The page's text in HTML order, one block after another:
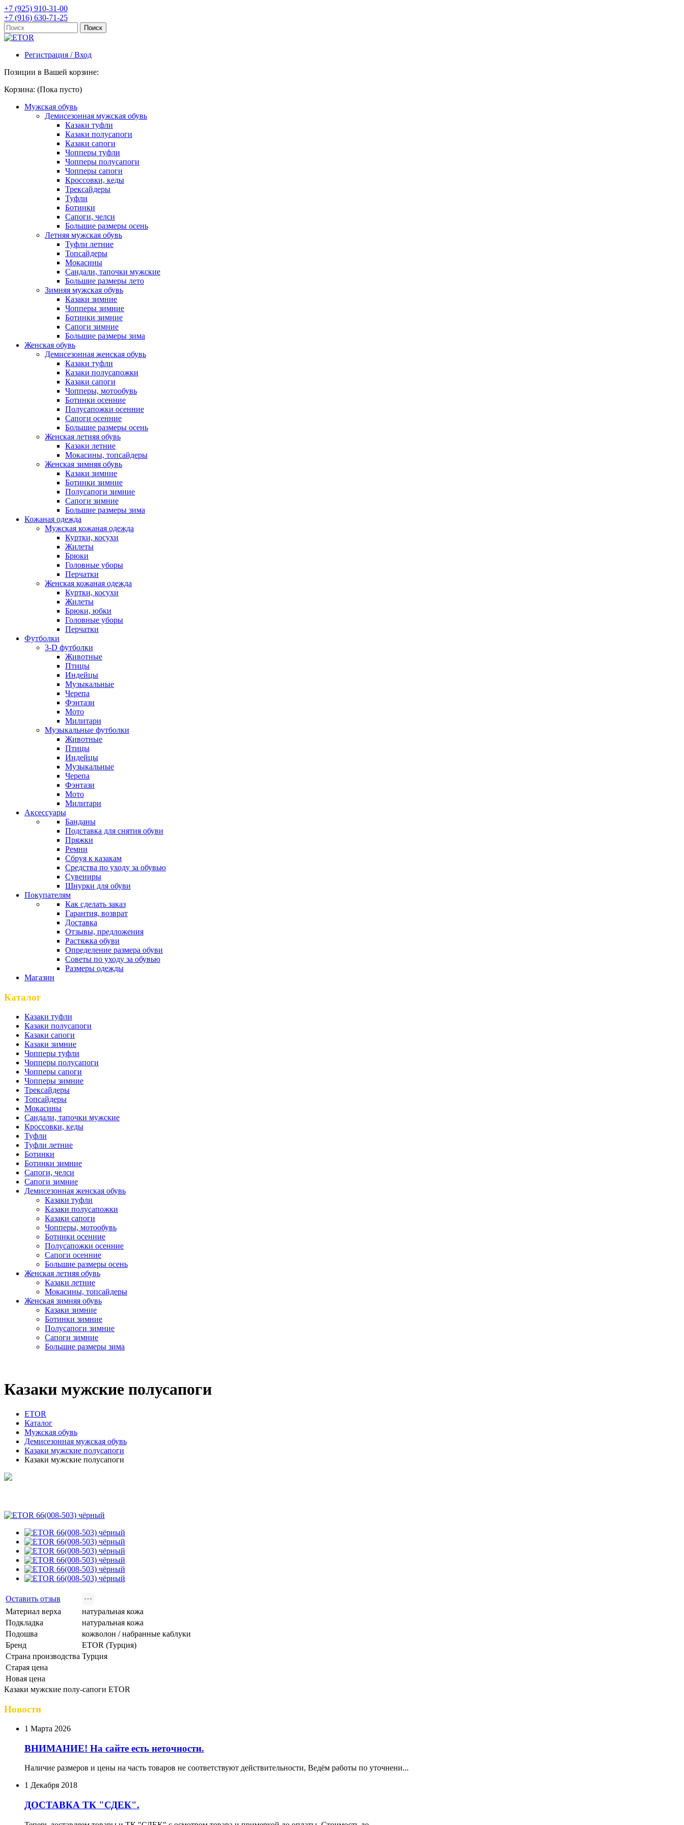
+7 (925) 910-31-00
+7 (916) 630-71-25
Регистрация / Вход
Позиции в Вашей корзине:
Корзина: (Пока пусто)
Мужская обувь
Демисезонная мужская обувь
Казаки туфли
Казаки полусапоги
Казаки сапоги
Чопперы туфли
Чопперы полусапоги
Чопперы сапоги
Кроссовки, кеды
Трексайдеры
Туфли
Ботинки
Сапоги, челси
Большие размеры осень
Летняя мужская обувь
Туфли летние
Топсайдеры
Мокасины
Сандали, тапочки мужские
Большие размеры лето
Зимняя мужская обувь
Казаки зимние
Чопперы зимние
Ботинки зимние
Сапоги зимние
Большие размеры зима
Женская обувь
Демисезонная женская обувь
Казаки туфли
Казаки полусапожки
Казаки сапоги
Чопперы, мотообувь
Ботинки осенние
Полусапожки осенние
Сапоги осенние
Большие размеры осень
Женская летняя обувь
Казаки летние
Мокасины, топсайдеры
Женская зимняя обувь
Казаки зимние
Ботинки зимние
Полусапоги зимние
Сапоги зимние
Большие размеры зима
Кожаная одежда
Мужская кожаная одежда
Куртки, косухи
Жилеты
Брюки
Головные уборы
Перчатки
Женская кожаная одежда
Куртки, косухи
Жилеты
Брюки, юбки
Головные уборы
Перчатки
Футболки
3-D футболки
Животные
Птицы
Индейцы
Музыкальные
Черепа
Фэнтази
Мото
Милитари
Музыкальные футболки
Животные
Птицы
Индейцы
Музыкальные
Черепа
Фэнтази
Мото
Милитари
Аксессуары
Банданы
Подставка для снятия обуви
Пряжки
Ремни
Сбруя к казакам
Средства по уходу за обувью
Сувениры
Шнурки для обуви
Покупателям
Как сделать заказ
Гарантия, возврат
Доставка
Отзывы, предложения
Растяжка обуви
Определение размера обуви
Советы по уходу за обувью
Размеры одежды
Магазин
Каталог
Казаки туфли
Казаки полусапоги
Казаки сапоги
Казаки зимние
Чопперы туфли
Чопперы полусапоги
Чопперы сапоги
Чопперы зимние
Трексайдеры
Топсайдеры
Мокасины
Сандали, тапочки мужские
Кроссовки, кеды
Туфли
Туфли летние
Ботинки
Ботинки зимние
Сапоги, челси
Сапоги зимние
Демисезонная женская обувь
Казаки туфли
Казаки полусапожки
Казаки сапоги
Чопперы, мотообувь
Ботинки осенние
Полусапожки осенние
Сапоги осенние
Большие размеры осень
Женская летняя обувь
Казаки летние
Мокасины, топсайдеры
Женская зимняя обувь
Казаки зимние
Ботинки зимние
Полусапоги зимние
Сапоги зимние
Большие размеры зима
Казаки мужские полусапоги
ETOR
Каталог
Мужская обувь
Демисезонная мужская обувь
Казаки мужские полусапоги
Казаки мужские полусапоги
Оставить отзыв
Материал верха
натуральная кожа
Подкладка
натуральная кожа
Подошва
кожволон / набранные каблуки
Бренд
ETOR (Турция)
Страна производства Турция
Старая цена
Новая цена
Казаки мужские полу-сапоги ETOR
Новости
1 Марта 2026
ВНИМАНИЕ! На сайте есть неточности.
Наличие размеров и цены на часть товаров не соответствуют действительности, Ведём работы по уточнени...
1 Декабря 2018
ДОСТАВКА ТК "СДЕК".